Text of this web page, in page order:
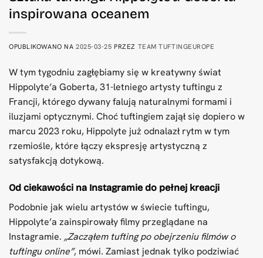
inspirowana oceanem
OPUBLIKOWANO NA 2025-03-25 PRZEZ TEAM TUFTINGEUROPE
W tym tygodniu zagłębiamy się w kreatywny świat
Hippolyte’a Goberta, 31-letniego artysty tuftingu z
Francji, którego dywany falują naturalnymi formami i
iluzjami optycznymi. Choć tuftingiem zajął się dopiero w
marcu 2023 roku, Hippolyte już odnalazł rytm w tym
rzemiośle, które łączy ekspresję artystyczną z
satysfakcją dotykową.
Od ciekawości na Instagramie do pełnej kreacji
Podobnie jak wielu artystów w świecie tuftingu,
Hippolyte’a zainspirowały filmy przeglądane na
Instagramie. „Zacząłem tufting po obejrzeniu filmów o
tuftingu online”, mówi. Zamiast jednak tylko podziwiać